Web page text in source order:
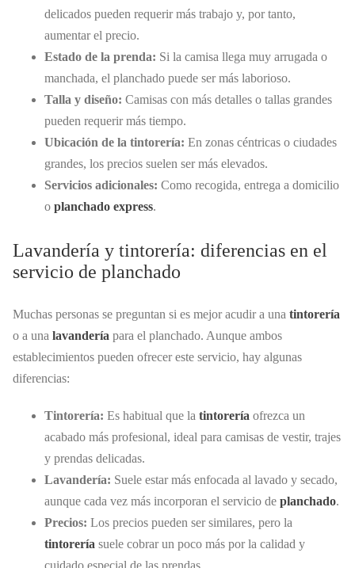
delicados pueden requerir más trabajo y, por tanto,
aumentar el precio.
Estado de la prenda: Si la camisa llega muy arrugada o
manchada, el planchado puede ser más laborioso.
Talla y diseño: Camisas con más detalles o tallas grandes
pueden requerir más tiempo.
Ubicación de la tintorería: En zonas céntricas o ciudades
grandes, los precios suelen ser más elevados.
Servicios adicionales: Como recogida, entrega a domicilio
o planchado express.
Lavandería y tintorería: diferencias en el
servicio de planchado
Muchas personas se preguntan si es mejor acudir a una tintorería
o a una lavandería para el planchado. Aunque ambos
establecimientos pueden ofrecer este servicio, hay algunas
diferencias:
Tintorería: Es habitual que la tintorería ofrezca un
acabado más profesional, ideal para camisas de vestir, trajes
y prendas delicadas.
Lavandería: Suele estar más enfocada al lavado y secado,
aunque cada vez más incorporan el servicio de planchado.
Precios: Los precios pueden ser similares, pero la
tintorería suele cobrar un poco más por la calidad y
cuidado especial de las prendas.